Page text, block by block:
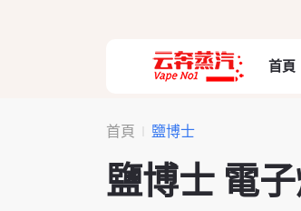
首頁
首頁 鹽博士
鹽博士 電